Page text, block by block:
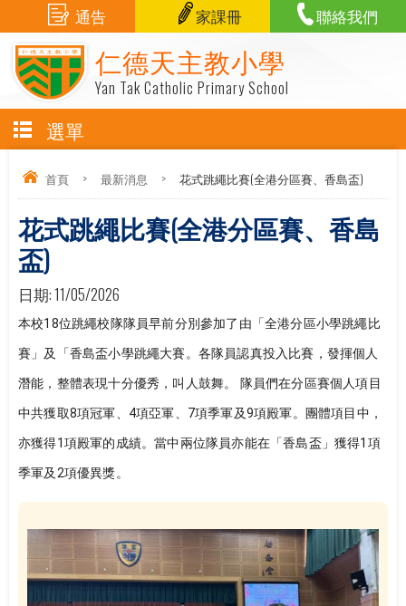
仁德天主教小學
Yan Tak Catholic Primary School
通告 家課冊 聯絡我們
選單
首頁 > 最新消息 > 花式跳繩比賽(全港分區賽、香島盃)
花式跳繩比賽(全港分區賽、香島
盃)
日期:11/05/2026
本校18位跳繩校隊隊員早前分別參加了由「全港分區小學跳繩比
賽」及「香島盃小學跳繩大賽。各隊員認真投入比賽，發揮個人
潛能，整體表現十分優秀，叫人鼓舞。 隊員們在分區賽個人項目
中共獲取8項冠軍、4項亞軍、7項季軍及9項殿軍。團體項目中，
亦獲得1項殿軍的成績。當中兩位隊員亦能在「香島盃」獲得1項
季軍及2項優異獎。